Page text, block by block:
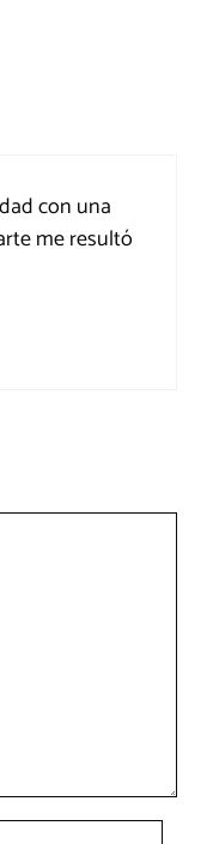
con una
me resultó